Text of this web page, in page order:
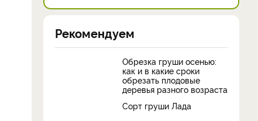
Рекомендуем
Обрезка груши осенью:
как и в какие сроки
обрезать плодовые
деревья разного возраста
Сорт груши Лада